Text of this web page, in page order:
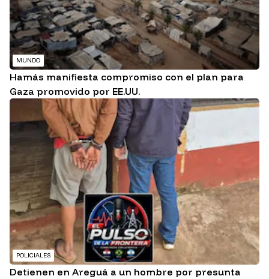
MUNDO
Hamás manifiesta compromiso con el plan para
Gaza promovido por EE.UU.
POLICIALES
Detienen en Areguá a un hombre por presunta